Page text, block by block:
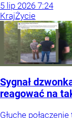
5 lip 2026 7:24
KrajŻycie
Sygnał
reagować na
Głuche